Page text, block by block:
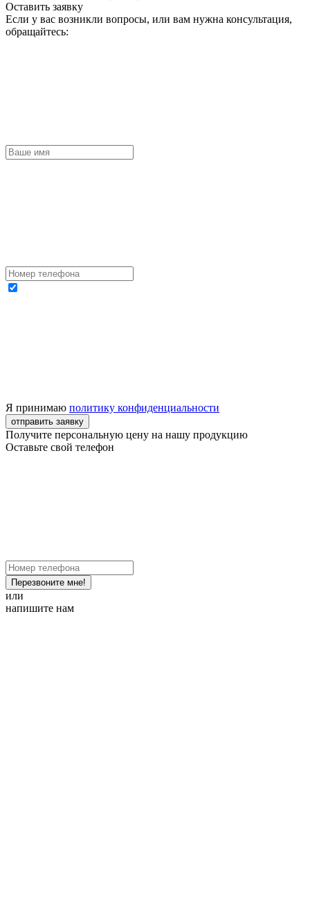
Оставить заявку
Если у вас возникли вопросы, или вам нужна консультация,
обращайтесь:
Я принимаю политику конфиденциальности
отправить заявку
Получите персональную цену на нашу продукцию
Оставьте свой телефон
Перезвоните мне!
или
напишите нам